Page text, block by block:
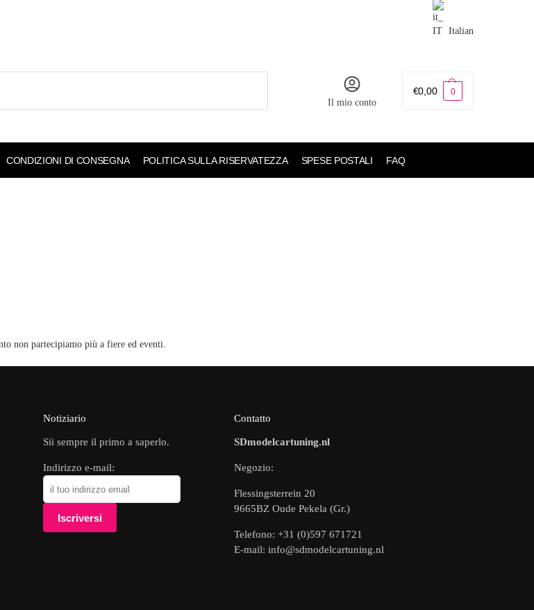
Italian
Il mio conto
€0,00 0
CONDIZIONI DI CONSEGNA POLITICA SULLA RISERVATEZZA SPESE POSTALI FAQ
non partecipiamo più a fiere ed eventi.
Notiziario
Sii sempre il primo a saperlo.
Indirizzo e-mail:
Contatto
SDmodelcartuning.nl
Negozio:
Flessingsterrein 20
9665BZ Oude Pekela (Gr.)
Telefono: +31 (0)597 671721
E-mail: info@sdmodelcartuning.nl